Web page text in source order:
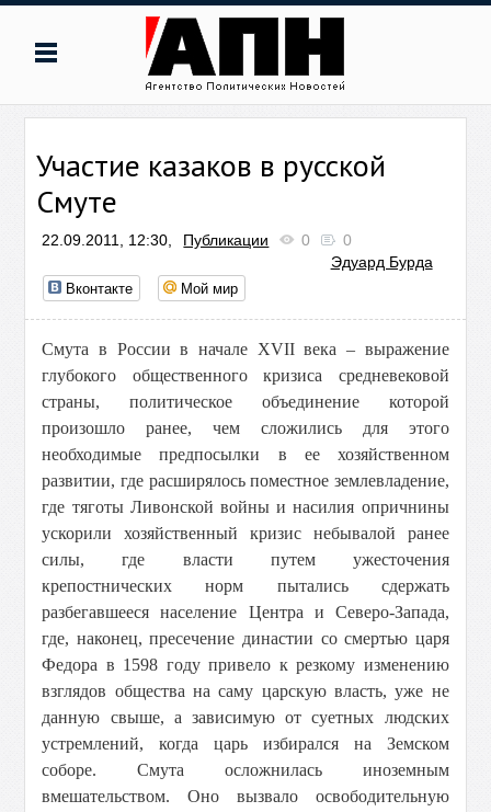
Участие казаков в русской
Смуте
22.09.2011, 12:30, Публикации 0
0
Эдуард Бурда
Вконтакте Мой мир
Смута в России в начале XVII века – выражение
глубокого общественного кризиса средневековой
страны, политическое объединение которой
произошло ранее, чем сложились для этого
необходимые предпосылки в ее хозяйственном
развитии, где расширялось поместное землевладение,
где тяготы Ливонской войны и насилия опричнины
ускорили хозяйственный кризис небывалой ранее
силы, где власти путем ужесточения
крепостнических норм пытались сдержать
разбегавшееся население Центра и Северо-Запада,
где, наконец, пресечение династии со смертью царя
Федора в 1598 году привело к резкому изменению
взглядов общества на саму царскую власть, уже не
данную свыше, а зависимую от суетных людских
устремлений, когда царь избирался на Земском
соборе. Смута осложнилась иноземным
вмешательством. Оно вызвало освободительную